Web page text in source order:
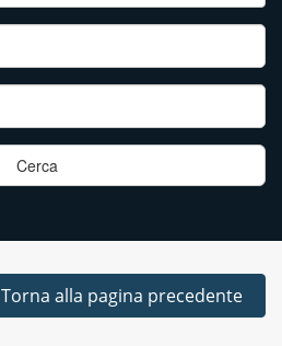
Torna alla pagina precedente